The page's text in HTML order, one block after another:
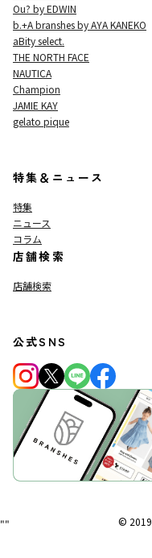
Ou? by EDWIN
b.+A branshes by AYA KANEKO
aBity select.
THE NORTH FACE
NAUTICA
Champion
JAMIE KAY
gelato pique
特集＆ニュース
特集
ニュース
コラム
店舗検索
店舗検索
公式SNS
© 2019
""